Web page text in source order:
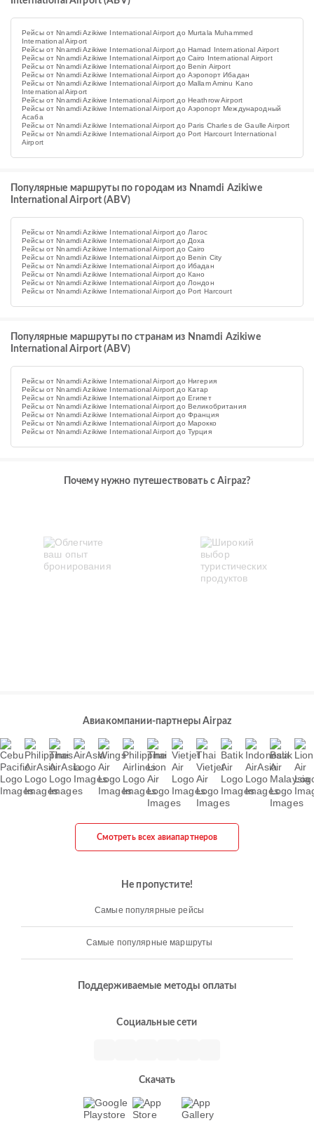
Рейсы от Nnamdi Azikiwe International Airport до Murtala Muhammed
International Airport
Рейсы от Nnamdi Azikiwe International Airport до Hamad International Airport
Рейсы от Nnamdi Azikiwe International Airport до Cairo International Airport
Рейсы от Nnamdi Azikiwe International Airport до Benin Airport
Рейсы от Nnamdi Azikiwe International Airport до Аэропорт Ибадан
Рейсы от Nnamdi Azikiwe International Airport до Mallam Aminu Kano
International Airport
Рейсы от Nnamdi Azikiwe International Airport до Heathrow Airport
Рейсы от Nnamdi Azikiwe International Airport до Аэропорт Международный
Асаба
Рейсы от Nnamdi Azikiwe International Airport до Paris Charles de Gaulle Airport
Рейсы от Nnamdi Azikiwe International Airport до Port Harcourt International
Airport
Популярные маршруты по городам из Nnamdi Azikiwe
International Airport (ABV)
Рейсы от Nnamdi Azikiwe International Airport до Лагос
Рейсы от Nnamdi Azikiwe International Airport до Доха
Рейсы от Nnamdi Azikiwe International Airport до Cairo
Рейсы от Nnamdi Azikiwe International Airport до Benin City
Рейсы от Nnamdi Azikiwe International Airport до Ибадан
Рейсы от Nnamdi Azikiwe International Airport до Кано
Рейсы от Nnamdi Azikiwe International Airport до Лондон
Рейсы от Nnamdi Azikiwe International Airport до Port Harcourt
Популярные маршруты по странам из Nnamdi Azikiwe
International Airport (ABV)
Рейсы от Nnamdi Azikiwe International Airport до Нигерия
Рейсы от Nnamdi Azikiwe International Airport до Катар
Рейсы от Nnamdi Azikiwe International Airport до Египет
Рейсы от Nnamdi Azikiwe International Airport до Великобритания
Рейсы от Nnamdi Azikiwe International Airport до Франция
Рейсы от Nnamdi Azikiwe International Airport до Марокко
Рейсы от Nnamdi Azikiwe International Airport до Турция
Почему нужно путешествовать с Airpaz?
Авиакомпании-партнеры Airpaz
Смотреть всех авиапартнеров
Не пропустите!
Самые популярные рейсы
Самые популярные маршруты
Поддерживаемые методы оплаты
Социальные сети
Скачать